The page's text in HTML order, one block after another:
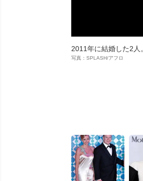
2011年に結婚した2
写真：SPLASH/アフロ